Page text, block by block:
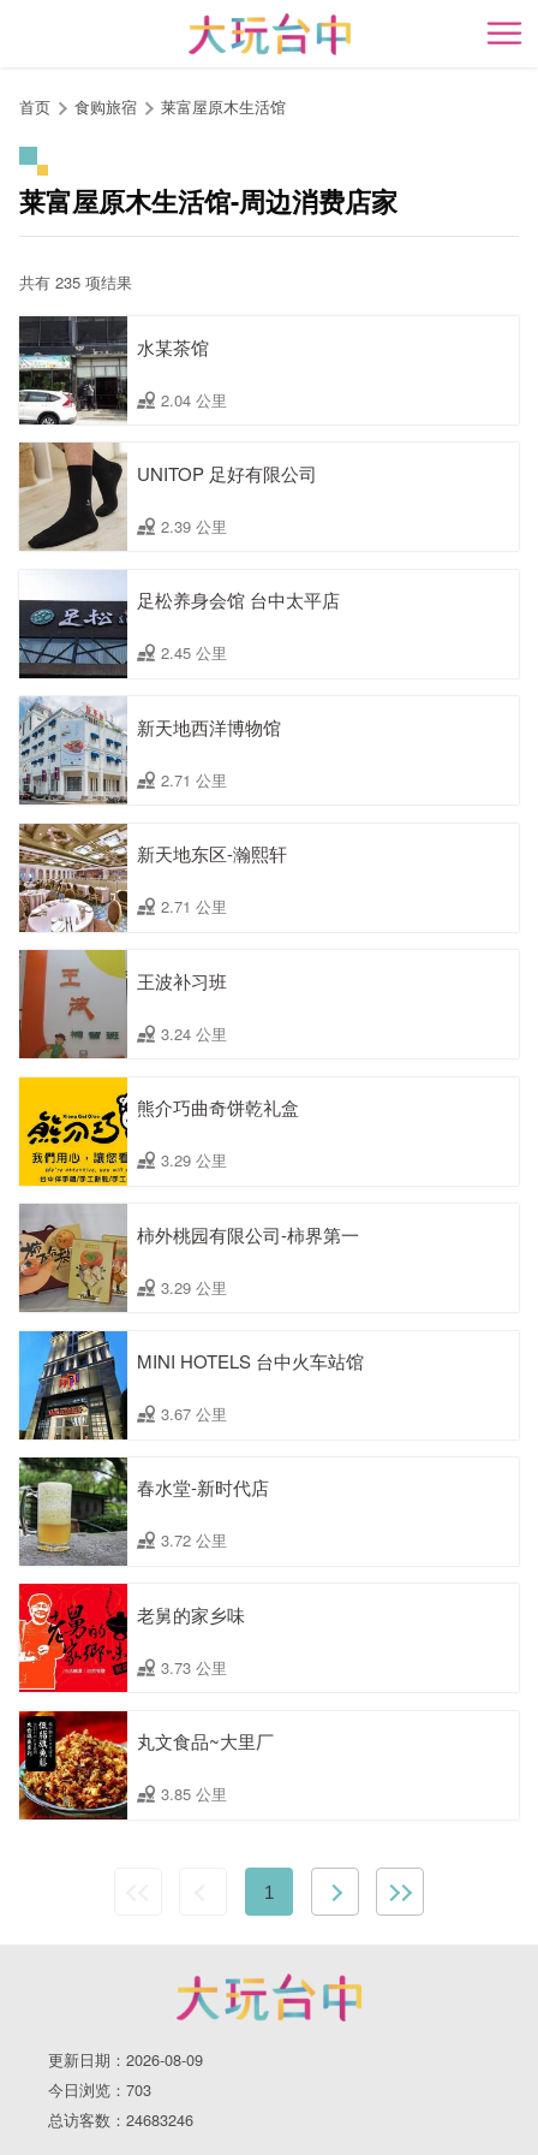
开
首页 食购旅宿 莱富屋原木生活馆
莱富屋原木生活馆-周边消费店家
共有 235 项结果
水某茶馆
2.04 公里
UNITOP 足好有限公司
2.39 公里
足松养身会馆 台中太平店
2.45 公里
新天地西洋博物馆
2.71 公里
新天地东区-瀚熙轩
2.71 公里
王波补习班
3.24 公里
熊介巧曲奇饼乾礼盒
3.29 公里
柿外桃园有限公司-柿界第一
3.29 公里
MINI HOTELS 台中火车站馆
3.67 公里
春水堂-新时代店
3.72 公里
老舅的家乡味
3.73 公里
丸文食品~大里厂
3.85 公里
1
更新日期：2026-08-09
今日浏览：703
总访客数：24683246